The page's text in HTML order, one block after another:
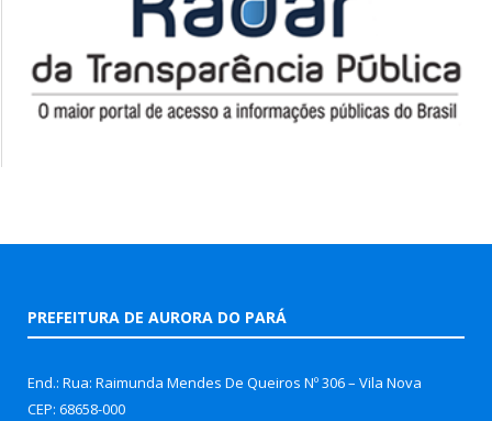
PREFEITURA DE AURORA DO PARÁ
End.: Rua: Raimunda Mendes De Queiros Nº 306 – Vila Nova
CEP: 68658-000